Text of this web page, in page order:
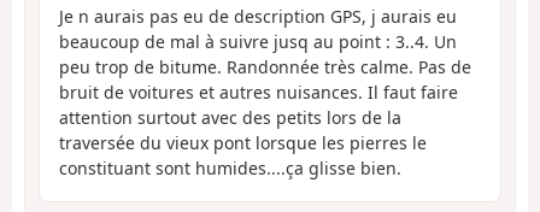
Je n aurais pas eu de description GPS, j aurais eu
beaucoup de mal à suivre jusq au point : 3..4. Un
peu trop de bitume. Randonnée très calme. Pas de
bruit de voitures et autres nuisances. Il faut faire
attention surtout avec des petits lors de la
traversée du vieux pont lorsque les pierres le
constituant sont humides....ça glisse bien.